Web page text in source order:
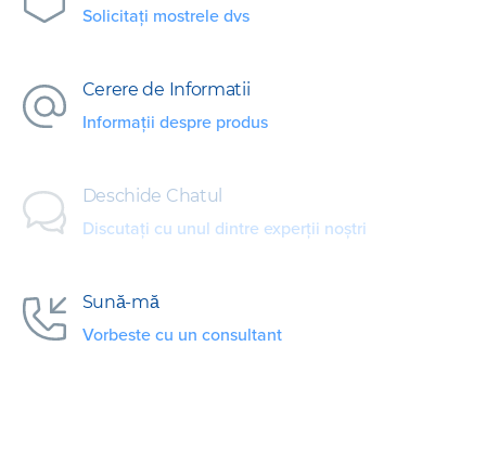
Solicitați mostrele dvs
Cerere de Informatii
Informații despre produs
Deschide Chatul
Discutați cu unul dintre experții noștri
Sună-mă
Vorbeste cu un consultant